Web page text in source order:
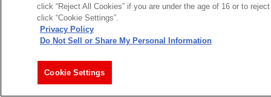
click “Reject All Cookies” if you are under the age of 16 or to
click “Cookie Settings”.
Privacy Policy
Do Not Sell or Share My Personal Information
Cookie Settings